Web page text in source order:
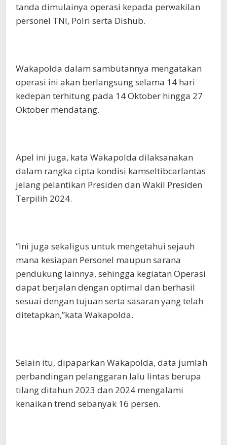
tanda dimulainya operasi kepada perwakilan
personel TNI, Polri serta Dishub.
Wakapolda dalam sambutannya mengatakan
operasi ini akan berlangsung selama 14 hari
kedepan terhitung pada 14 Oktober hingga 27
Oktober mendatang.
Apel ini juga, kata Wakapolda dilaksanakan
dalam rangka cipta kondisi kamseltibcarlantas
jelang pelantikan Presiden dan Wakil Presiden
Terpilih 2024.
“Ini juga sekaligus untuk mengetahui sejauh
mana kesiapan Personel maupun sarana
pendukung lainnya, sehingga kegiatan Operasi
dapat berjalan dengan optimal dan berhasil
sesuai dengan tujuan serta sasaran yang telah
ditetapkan,”kata Wakapolda.
Selain itu, dipaparkan Wakapolda, data jumlah
perbandingan pelanggaran lalu lintas berupa
tilang ditahun 2023 dan 2024 mengalami
kenaikan trend sebanyak 16 persen.